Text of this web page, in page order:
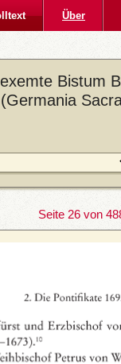
Über
Bistum
Seite 26 von